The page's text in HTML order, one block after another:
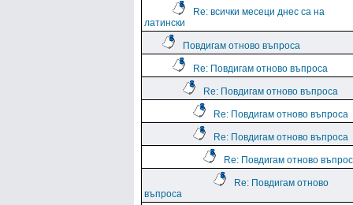
Re: всички месеци днес са на
латински
Повдигам отново въпроса
Re: Повдигам отново въпроса
Re: Повдигам отново въпроса
Re: Повдигам отново въпроса
Re: Повдигам отново въпроса
Re: Повдигам отново
Re: Повдигам отново
въпроса